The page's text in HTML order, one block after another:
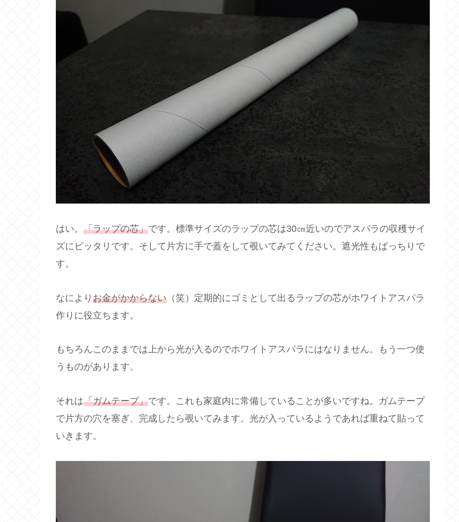
はい。 「ラップの芯」です。標準サイズのラップの芯は30㎝近いのでアスパラの収穫サイ
ズにピッタリです。そして片方に手で蓋をして覗いてみてください。遮光性もばっちりで
す。
なにより お金がかからない （笑）定期的にゴミとして出るラップの芯がホワイトアスパラ
作りに役立ちます。
もちろんこのままでは上から光が入るのでホワイトアスパラにはなりません。もう一つ使
うものがあります。
それは「ガムテープ」です。これも家庭内に常備していることが多いですね。ガムテープ
で片方の穴を塞ぎ、完成したら覗いてみます。光が入っているようであれば重ねて貼って
いきます。